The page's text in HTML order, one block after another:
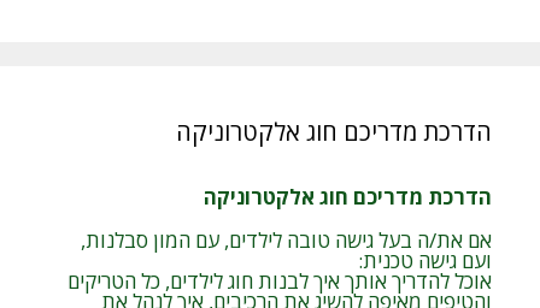
הדרכת מדריכם חוג אלקטרוניקה
הדרכת מדריכם חוג אלקטרוניקה
אם את/ה בעל גישה טובה לילדים, עם המון סבלנות,
ועם גישה טכנית:
אוכל להדריך אותך איך לבנות חוג לילדים, כל הטריקים
והטיפים מאיפה להשיג את הרכיבים, איך לנהל את